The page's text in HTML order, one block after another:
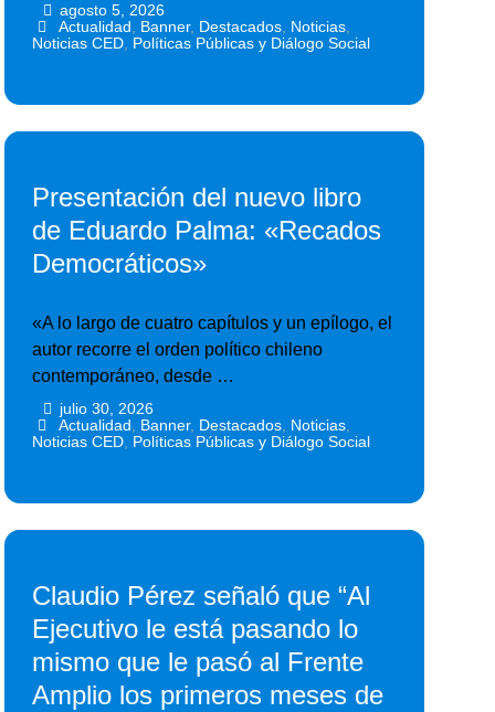
agosto 5, 2026
Actualidad Banner, Destacados, Noticias,
Noticias CED Políticas Públicas y Diálogo Social
Presentación del nuevo libro
de Eduardo Palma: «Recados
Democráticos»
«A lo largo de cuatro capítulos y un epílogo, el
autor recorre el orden político chileno
contemporáneo, desde …
julio 30, 2026
Actualidad Banner, Destacados, Noticias,
Noticias CED Políticas Públicas y Diálogo Social
Claudio Pérez señaló que “Al
Ejecutivo le está pasando lo
mismo que le pasó al Frente
Amplio los primeros meses de